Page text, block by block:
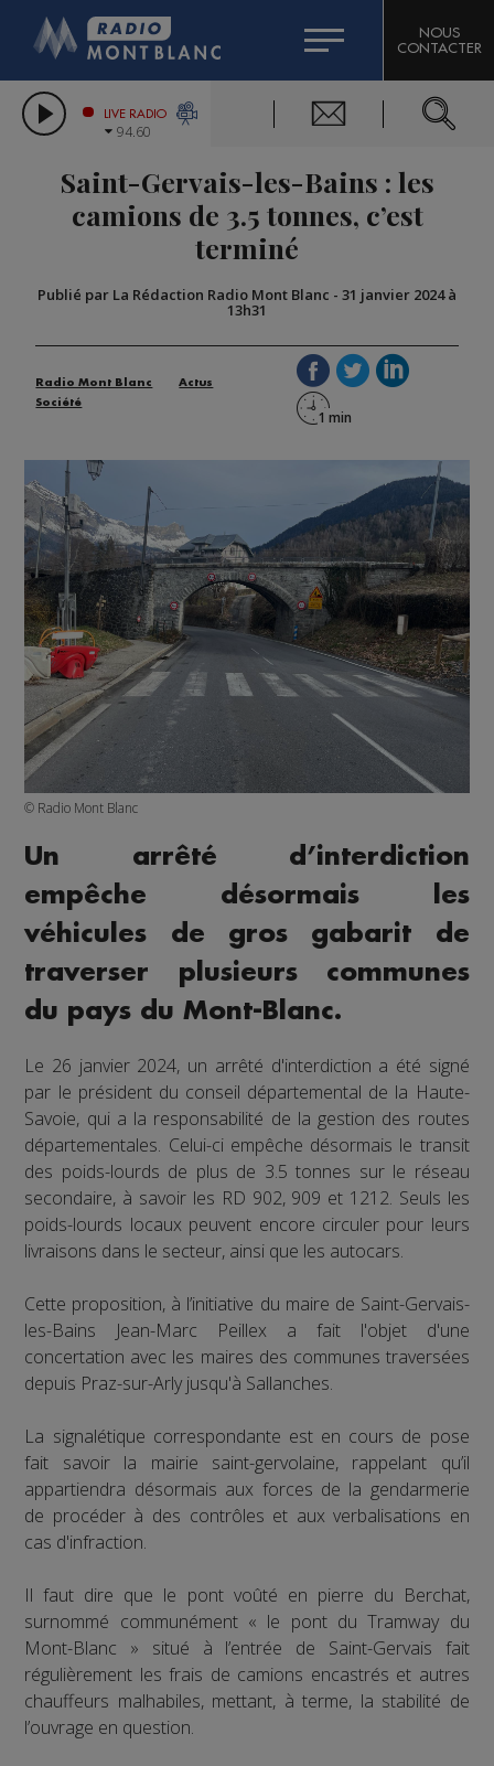
LES CHRONIQUES DE L'EXPERT
CITIZEN MACHINERY
GRAND MASSIF DOMAINES SKIABLES
BIGARD
COMPAGNIE DU MONT-BLANC
NOUS
CONTACTER
LIVE RADIO
94.60
Saint-Gervais-les-Bains : les
camions de 3.5 tonnes, c’est
terminé
Publié par La Rédaction Radio Mont Blanc - 31 janvier 2024 à
13h31
Radio Mont Blanc
Actus
Société
© Radio Mont Blanc
Un arrêté d’interdiction
empêche désormais les
véhicules de gros gabarit de
traverser plusieurs communes
du pays du Mont-Blanc.
Le 26 janvier 2024, un arrêté d'interdiction a été signé
par le président du conseil départemental de la Haute-
Savoie, qui a la responsabilité de la gestion des routes
départementales. Celui-ci empêche désormais le transit
des poids-lourds de plus de 3.5 tonnes sur le réseau
secondaire, à savoir les RD 902, 909 et 1212. Seuls les
poids-lourds locaux peuvent encore circuler pour leurs
livraisons dans le secteur, ainsi que les autocars.
Cette proposition, à l’initiative du maire de Saint-Gervais-
les-Bains Jean-Marc Peillex a fait l'objet d'une
concertation avec les maires des communes traversées
depuis Praz-sur-Arly jusqu'à Sallanches.
La signalétique correspondante est en cours de pose
fait savoir la mairie saint-gervolaine, rappelant qu’il
appartiendra désormais aux forces de la gendarmerie
de procéder à des contrôles et aux verbalisations en
cas d'infraction.
Il faut dire que le pont voûté en pierre du Berchat,
surnommé communément « le pont du Tramway du
Mont-Blanc » situé à l’entrée de Saint-Gervais fait
régulièrement les frais de camions encastrés et autres
chauffeurs malhabiles, mettant, à terme, la stabilité de
l’ouvrage en question.